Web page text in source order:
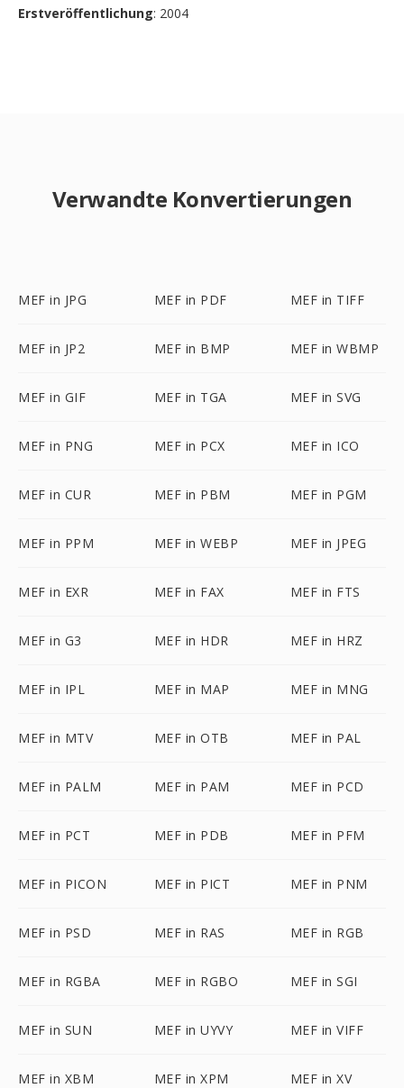
Erstveröffentlichung: 2004
Verwandte Konvertierungen
MEF in JPG MEF in PDF MEF in TIFF
MEF in JP2 MEF in BMP MEF in WBMP
MEF in GIF MEF in TGA MEF in SVG
MEF in PNG MEF in PCX MEF in ICO
MEF in CUR MEF in PBM MEF in PGM
MEF in PPM MEF in WEBP MEF in JPEG
MEF in EXR MEF in FAX MEF in FTS
MEF in G3 MEF in HDR MEF in HRZ
MEF in IPL MEF in MAP MEF in MNG
MEF in MTV MEF in OTB MEF in PAL
MEF in PALM MEF in PAM MEF in PCD
MEF in PCT MEF in PDB MEF in PFM
MEF in PICON MEF in PICT MEF in PNM
MEF in PSD MEF in RAS MEF in RGB
MEF in RGBA MEF in RGBO MEF in SGI
MEF in SUN MEF in UYVY MEF in VIFF
MEF in XBM MEF in XPM MEF in XV